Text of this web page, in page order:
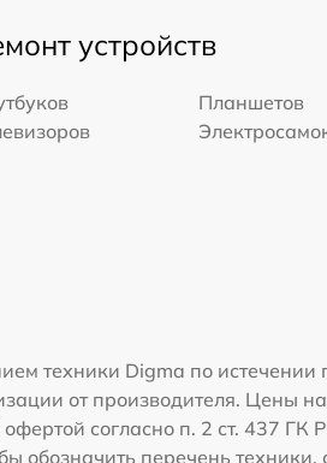
устройств
Планшетов
техники Digma по
от производителя. Цены
согласно п. 2 ст. 437
обозначить перечень